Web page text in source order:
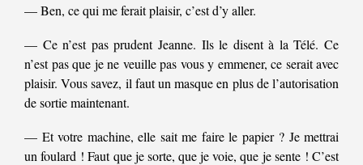
— Ben, ce qui me ferait plaisir, c’est d’y aller.
— Ce n’est pas prudent Jeanne. Ils le disent à la Télé. Ce
n’est pas que je ne veuille pas vous y emmener, ce serait avec
plaisir. Vous savez, il faut un masque en plus de l’autorisation
de sortie maintenant.
— Et votre machine, elle sait me faire le papier ? Je mettrai
un foulard ! Faut que je sorte, que je voie, que je sente ! C’est